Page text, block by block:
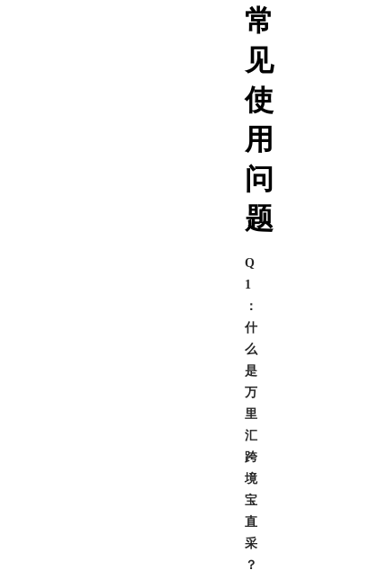
常
见
使
用
问
题
Q
1
：
什
么
是
万
里
汇
跨
境
宝
直
采
？